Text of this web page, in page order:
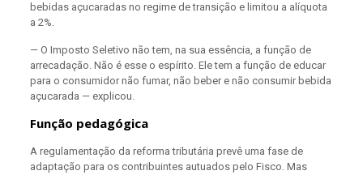
bebidas açucaradas no regime de transição e limitou a alíquota
a 2%.
— O Imposto Seletivo não tem, na sua essência, a função de
arrecadação. Não é esse o espírito. Ele tem a função de educar
para o consumidor não fumar, não beber e não consumir bebida
açucarada — explicou.
Função pedagógica
A regulamentação da reforma tributária prevê uma fase de
adaptação para os contribuintes autuados pelo Fisco. Mas